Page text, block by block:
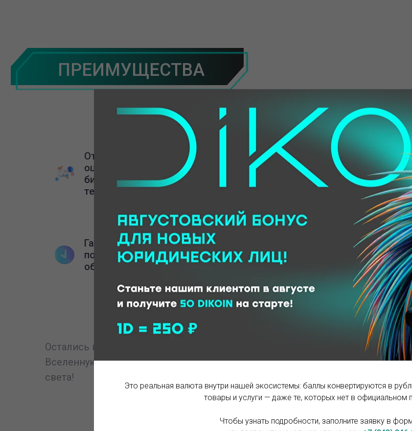
Это реальная валюта внутри нашей экосистемы: баллы конвертируются в
товары и услуги — даже те, которых нет в официальном
Чтобы узнать подробности, заполните заявку в
ПРЕИМУЩЕСТВА
Отработанная система
оценки потребностей
бизнеса в печатающей
технике.
Предложения
оптимальных решений от
ведущих мировых
производителей.
Гарантийное и
постгарантийное
обслуживание.
Остались вопросы? Направляйте запрос во
Вселенную и получайте ответ со скоростью
света!